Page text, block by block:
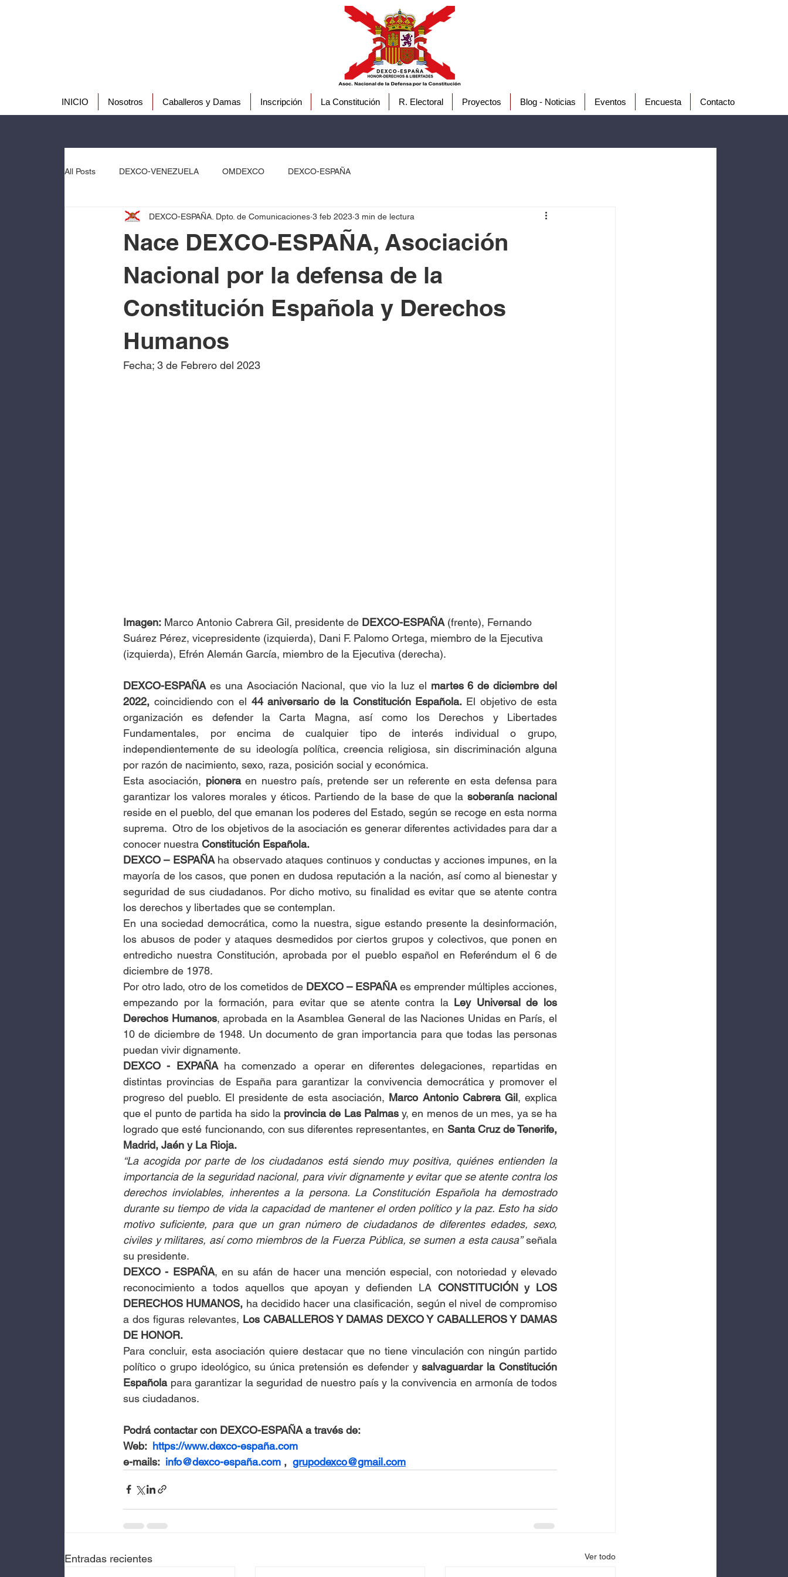
INICIO Nosotros Caballeros y Damas Inscripción La Constitución R. Electoral Proyectos Blog - Noticias Eventos Encuesta Contacto
All Posts DEXCO-VENEZUELA OMDEXCO DEXCO-ESPAÑA
Nace DEXCO-ESPAÑA, Asociación
Nacional por la defensa de la
Constitución Española y Derechos
Humanos
DEXCO-ESPAÑA. Dpto. de Comunicaciones 3 feb 2023 3 min de lectura
Fecha; 3 de Febrero del 2023
Imagen: Marco Antonio Cabrera Gil, presidente de DEXCO-ESPAÑA (frente), Fernando
Suárez Pérez, vicepresidente (izquierda), Dani F. Palomo Ortega, miembro de la Ejecutiva
(izquierda), Efrén Alemán García, miembro de la Ejecutiva (derecha).
DEXCO-ESPAÑA es una Asociación Nacional, que vio la luz el martes 6 de diciembre del
2022, coincidiendo con el 44 aniversario de la Constitución Española. El objetivo de esta
organización es defender la Carta Magna, así como los Derechos y Libertades
Fundamentales, por encima de cualquier tipo de interés individual o grupo,
independientemente de su ideología política, creencia religiosa, sin discriminación alguna
por razón de nacimiento, sexo, raza, posición social y económica.
Esta asociación, pionera en nuestro país, pretende ser un referente en esta defensa para
garantizar los valores morales y éticos. Partiendo de la base de que la soberanía nacional
reside en el pueblo, del que emanan los poderes del Estado, según se recoge en esta norma
suprema.  Otro de los objetivos de la asociación es generar diferentes actividades para dar a
conocer nuestra Constitución Española.
DEXCO – ESPAÑA ha observado ataques continuos y conductas y acciones impunes, en la
mayoría de los casos, que ponen en dudosa reputación a la nación, así como al bienestar y
seguridad de sus ciudadanos. Por dicho motivo, su finalidad es evitar que se atente contra
los derechos y libertades que se contemplan.
En una sociedad democrática, como la nuestra, sigue estando presente la desinformación,
los abusos de poder y ataques desmedidos por ciertos grupos y colectivos, que ponen en
entredicho nuestra Constitución, aprobada por el pueblo español en Referéndum el 6 de
diciembre de 1978.
Por otro lado, otro de los cometidos de DEXCO – ESPAÑA es emprender múltiples acciones,
empezando por la formación, para evitar que se atente contra la Ley Universal de los
Derechos Humanos, aprobada en la Asamblea General de las Naciones Unidas en París, el
10 de diciembre de 1948. Un documento de gran importancia para que todas las personas
puedan vivir dignamente.
DEXCO - EXPAÑA ha comenzado a operar en diferentes delegaciones, repartidas en
distintas provincias de España para garantizar la convivencia democrática y promover el
progreso del pueblo. El presidente de esta asociación, Marco Antonio Cabrera Gil, explica
que el punto de partida ha sido la provincia de Las Palmas y, en menos de un mes, ya se ha
logrado que esté funcionando, con sus diferentes representantes, en Santa Cruz de Tenerife,
Madrid, Jaén y La Rioja.
“La acogida por parte de los ciudadanos está siendo muy positiva, quiénes entienden la
importancia de la seguridad nacional, para vivir dignamente y evitar que se atente contra los
derechos inviolables, inherentes a la persona. La Constitución Española ha demostrado
durante su tiempo de vida la capacidad de mantener el orden político y la paz. Esto ha sido
motivo suficiente, para que un gran número de ciudadanos de diferentes edades, sexo,
civiles y militares, así como miembros de la Fuerza Pública, se sumen a esta causa” señala
su presidente.
DEXCO - ESPAÑA, en su afán de hacer una mención especial, con notoriedad y elevado
reconocimiento a todos aquellos que apoyan y defienden LA CONSTITUCIÓN y LOS
DERECHOS HUMANOS, ha decidido hacer una clasificación, según el nivel de compromiso
a dos figuras relevantes, Los CABALLEROS Y DAMAS DEXCO Y CABALLEROS Y DAMAS
DE HONOR.
Para concluir, esta asociación quiere destacar que no tiene vinculación con ningún partido
político o grupo ideológico, su única pretensión es defender y salvaguardar la Constitución
Española para garantizar la seguridad de nuestro país y la convivencia en armonía de todos
sus ciudadanos.
Podrá contactar con DEXCO-ESPAÑA a través de:
Web: https://www.dexco-españa.com
e-mails: info@dexco-españa.com , grupodexco@gmail.com
Entradas recientes Ver todo